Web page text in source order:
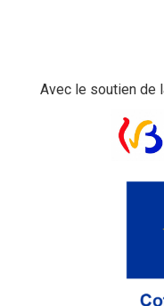
Avec le soutien de